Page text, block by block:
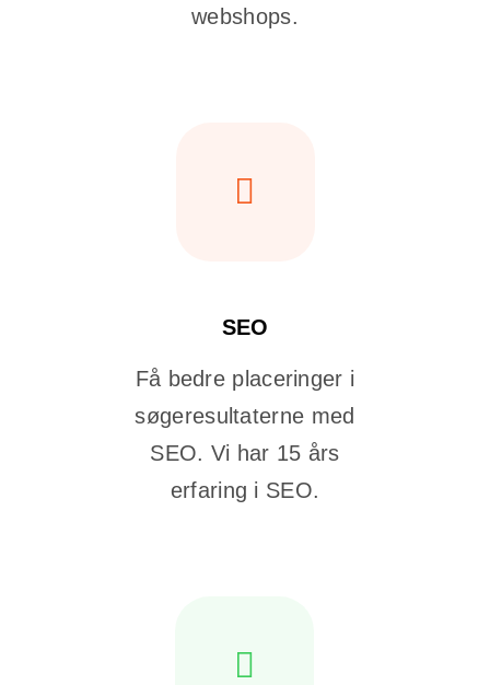
webshops.
SEO
Få bedre placeringer i
søgeresultaterne med
SEO. Vi har 15 års
erfaring i SEO.